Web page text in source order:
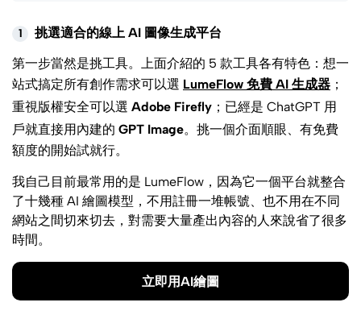
1
挑選適合的線上 AI 圖像生成平台
第一步當然是挑工具。上面介紹的 5 款工具各有特色：想一
站式搞定所有創作需求可以選 LumeFlow 免費 AI 生成器 ；
重視版權安全可以選 Adobe Firefly ；已經是 ChatGPT 用
戶就直接用內建的 GPT Image。挑一個介面順眼、有免費
額度的開始試就行。
我自己目前最常用的是 LumeFlow，因為它一個平台就整合
了十幾種 AI 繪圖模型，不用註冊一堆帳號、也不用在不同
網站之間切來切去，對需要大量產出內容的人來說省了很多
時間。
立即用AI繪圖